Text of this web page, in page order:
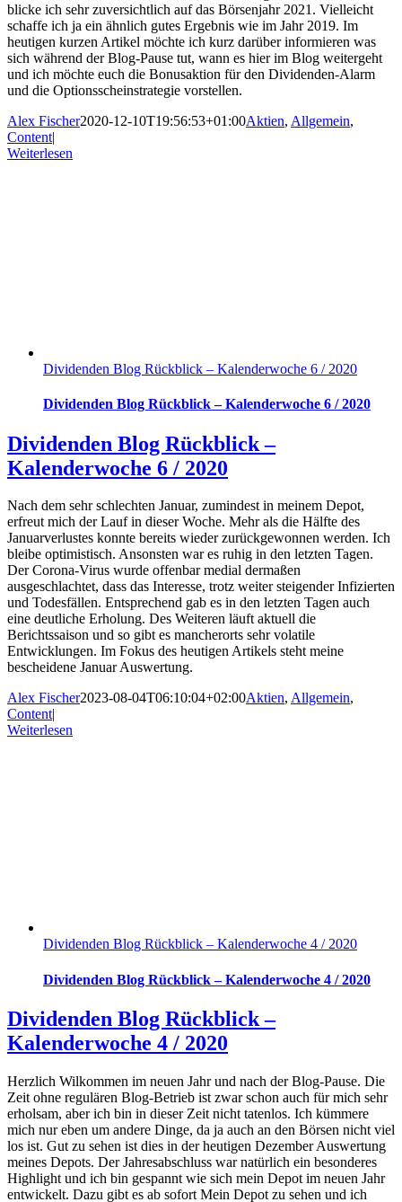
blicke ich sehr zuversichtlich auf das Börsenjahr 2021. Vielleicht
schaffe ich ja ein ähnlich gutes Ergebnis wie im Jahr 2019. Im
heutigen kurzen Artikel möchte ich kurz darüber informieren was
sich während der Blog-Pause tut, wann es hier im Blog weitergeht
und ich möchte euch die Bonusaktion für den Dividenden-Alarm
und die Optionsscheinstrategie vorstellen.
Alex Fischer2020-12-10T19:56:53+01:00Aktien, Allgemein,
Content|
Weiterlesen
Dividenden Blog Rückblick – Kalenderwoche 6 / 2020
Dividenden Blog Rückblick – Kalenderwoche 6 / 2020
Dividenden Blog Rückblick –
Kalenderwoche 6 / 2020
Nach dem sehr schlechten Januar, zumindest in meinem Depot,
erfreut mich der Lauf in dieser Woche. Mehr als die Hälfte des
Januarverlustes konnte bereits wieder zurückgewonnen werden. Ich
bleibe optimistisch. Ansonsten war es ruhig in den letzten Tagen.
Der Corona-Virus wurde offenbar medial dermaßen
ausgeschlachtet, dass das Interesse, trotz weiter steigender Infizierten
und Todesfällen. Entsprechend gab es in den letzten Tagen auch
eine deutliche Erholung. Des Weiteren läuft aktuell die
Berichtssaison und so gibt es mancherorts sehr volatile
Entwicklungen. Im Fokus des heutigen Artikels steht meine
bescheidene Januar Auswertung.
Alex Fischer2023-08-04T06:10:04+02:00Aktien, Allgemein,
Content|
Weiterlesen
Dividenden Blog Rückblick – Kalenderwoche 4 / 2020
Dividenden Blog Rückblick – Kalenderwoche 4 / 2020
Dividenden Blog Rückblick –
Kalenderwoche 4 / 2020
Herzlich Wilkommen im neuen Jahr und nach der Blog-Pause. Die
Zeit ohne regulären Blog-Betrieb ist zwar schon auch für mich sehr
erholsam, aber ich bin in dieser Zeit nicht tatenlos. Ich kümmere
mich nur eben um andere Dinge, da ja auch an den Börsen nicht viel
los ist. Gut zu sehen ist dies in der heutigen Dezember Auswertung
meines Depots. Der Jahresabschluss war natürlich ein besonderes
Highlight und ich bin gespannt wie sich mein Depot im neuen Jahr
entwickelt. Dazu gibt es ab sofort Mein Depot zu sehen und ich